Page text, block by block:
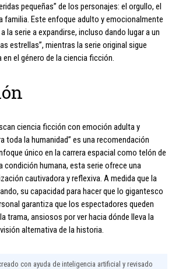
pequeñas” de los personajes: el orgullo, el
familia. Este enfoque adulto y emocionalmente
la serie a expandirse, incluso dando lugar a un
estrellas”, mientras la serie original sigue
el género de la ciencia ficción.
ciencia ficción con emoción adulta y
toda la humanidad” es una recomendación
único en la carrera espacial como telón de
condición humana, esta serie ofrece una
cautivadora y reflexiva. A medida que la
su capacidad para hacer que lo gigantesco
garantiza que los espectadores queden
trama, ansiosos por ver hacia dónde lleva la
alternativa de la historia.
con ayuda de inteligencia artificial y revisado